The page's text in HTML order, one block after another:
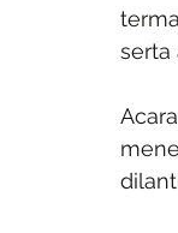
serta